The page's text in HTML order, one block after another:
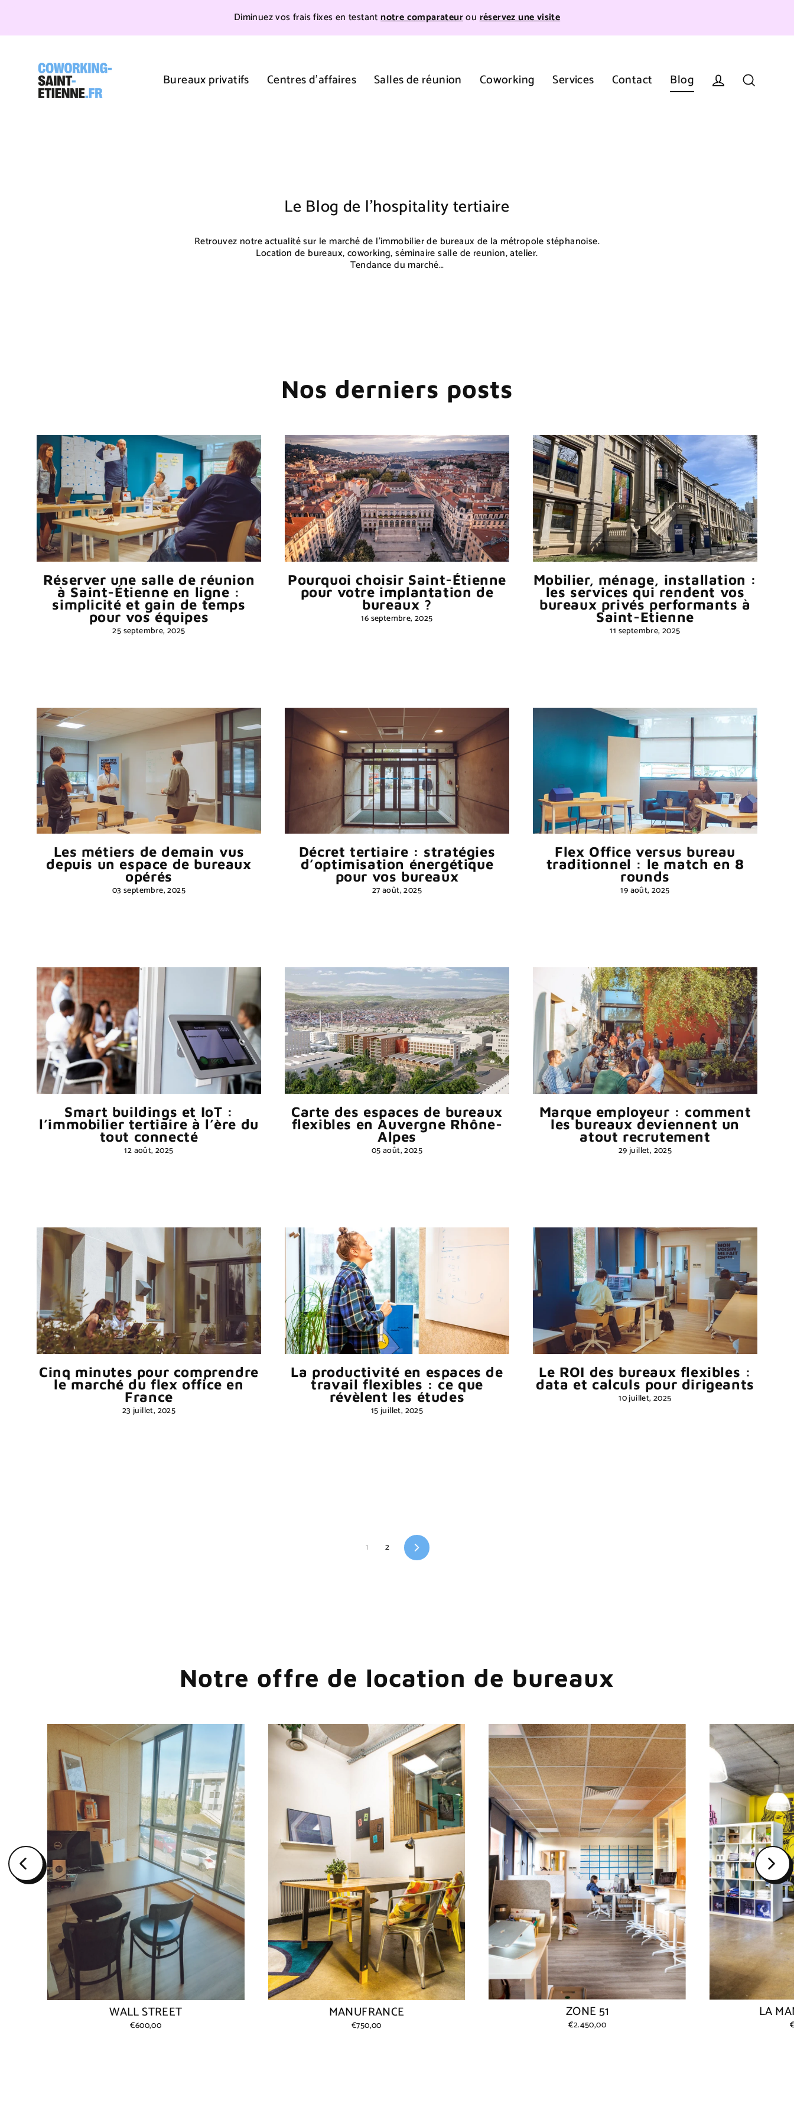
Diminuez vos frais fixes en testantnotre comparateurouréservez une visite
Passer
Bureaux privatifs Centres d'affaires Salles de réunion Coworking Services Contact Blog
Le Blog de l'hospitality tertiaire
Retrouvez notre actualité sur le marché de l'immobilier de bureaux de la métropole stéphanoise.
Location de bureaux, coworking, séminaire salle de reunion, atelier.
Tendance du marché…
Nos derniers posts
Réserver une salle de réunion
à Saint-Étienne en ligne :
simplicité et gain de temps
pour vos équipes
25 septembre, 2025
Pourquoi choisir Saint-Étienne
pour votre implantation de
bureaux ?
16 septembre, 2025
Mobilier, ménage, installation :
les services qui rendent vos
bureaux privés performants à
Saint-Etienne
11 septembre, 2025
Les métiers de demain vus
depuis un espace de bureaux
opérés
03 septembre, 2025
Décret tertiaire : stratégies
d’optimisation énergétique
pour vos bureaux
27 août, 2025
Flex Office versus bureau
traditionnel : le match en 8
rounds
19 août, 2025
Smart buildings et IoT :
l’immobilier tertiaire à l’ère du
tout connecté
12 août, 2025
Carte des espaces de bureaux
flexibles en Auvergne Rhône-
Alpes
05 août, 2025
Marque employeur : comment
les bureaux deviennent un
atout recrutement
29 juillet, 2025
Cinq minutes pour comprendre
le marché du flex office en
France
23 juillet, 2025
La productivité en espaces de
travail flexibles : ce que
révèlent les études
15 juillet, 2025
Le ROI des bureaux flexibles :
data et calculs pour dirigeants
10 juillet, 2025
1 2 Suivant
Notre offre de location de bureaux
WALL STREET
€600,00
MANUFRANCE
€750,00
ZONE 51
€2.450,00
LA